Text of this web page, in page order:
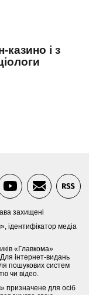
казино і з
захищені
ідентифікатор медіа
«Главкома»
інтернет-видань
пошукових систем
чи відео.
призначене для осіб